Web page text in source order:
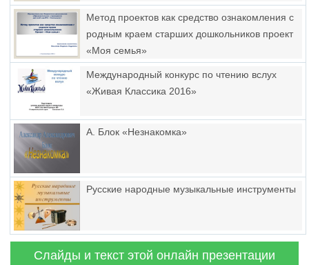
Метод проектов как средство ознакомления с
родным краем старших дошкольников проект
«Моя семья»
Международный конкурс по чтению вслух
«Живая Классика 2016»
А. Блок «Незнакомка»
Русские народные музыкальные инструменты
Слайды и текст этой онлайн презентации